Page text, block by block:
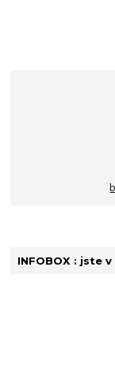
INFOBOX : jste